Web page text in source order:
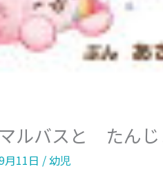
ルバスと たん
月11日 /幼児